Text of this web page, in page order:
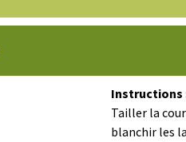
Instructions
Tailler la
blanchir les